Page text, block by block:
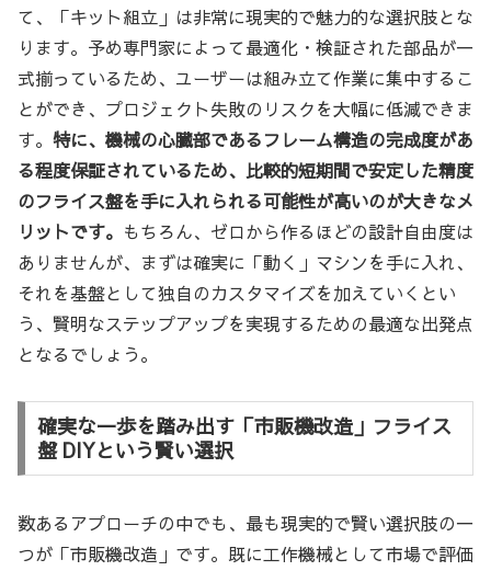
て、「キット組立」は非常に現実的で魅力的な選択肢とな
ります。予め専門家によって最適化・検証された部品が一
式揃っているため、ユーザーは組み立て作業に集中するこ
とができ、プロジェクト失敗のリスクを大幅に低減できま
す。 特に、機械の心臓部であるフレーム構造の完成度があ
る程度保証されているため、比較的短期間で安定した精度
のフライス盤を手に入れられる可能性が高いのが大きなメ
リットです。 もちろん、ゼロから作るほどの設計自由度は
ありませんが、まずは確実に「動く」マシンを手に入れ、
それを基盤として独自のカスタマイズを加えていくとい
う、賢明なステップアップを実現するための最適な出発点
となるでしょう。
確実な一歩を踏み出す「市販機改造」フライス
盤 DIYという賢い選択
数あるアプローチの中でも、最も現実的で賢い選択肢の一
つが「市販機改造」です。既に工作機械として市場で評価